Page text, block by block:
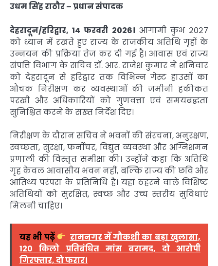
उधम सिंह राठौर – प्रधान संपादक
देहरादून/हरिद्वार, 14 फरवरी 2026। आगामी कुंभ 2027
को ध्यान में रखते हुए राज्य के राजकीय अतिथि गृहों के
उन्नयन की प्रक्रिया तेज कर दी गई है। आवास एवं राज्य
संपत्ति विभाग के सचिव डॉ. आर. राजेश कुमार ने शनिवार
को देहरादून से हरिद्वार तक विभिन्न गेस्ट हाउसों का
औचक निरीक्षण कर व्यवस्थाओं की जमीनी हकीकत
परखी और अधिकारियों को गुणवत्ता एवं समयबद्धता
सुनिश्चित करने के सख्त निर्देश दिए।
निरीक्षण के दौरान सचिव ने भवनों की संरचना, अनुरक्षण,
स्वच्छता, सुरक्षा, फर्नीचर, विद्युत व्यवस्था और अग्निशमन
प्रणाली की विस्तृत समीक्षा की। उन्होंने कहा कि अतिथि
गृह केवल आवासीय भवन नहीं, बल्कि राज्य की छवि और
आतिथ्य परंपरा के प्रतिनिधि हैं। यहां ठहरने वाले विशिष्ट
अतिथियों को सुरक्षित, स्वच्छ और उच्च स्तरीय सुविधाएं
मिलनी चाहिए।
यह भी पढ़ें
रामनगर में गौकशी का बड़ा खुलासा,
120 किलो प्रतिबंधित मांस बरामद, दो आरोपी
गिरफ्तार, दो फरार।